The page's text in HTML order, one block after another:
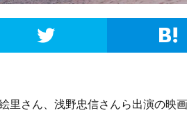
里さん、浅野忠信さんら出演の映